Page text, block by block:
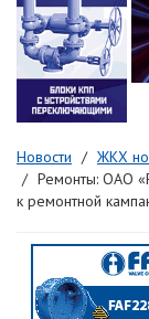
Новости
ЖКХ
Ремонты: ОАО
к ремонтной